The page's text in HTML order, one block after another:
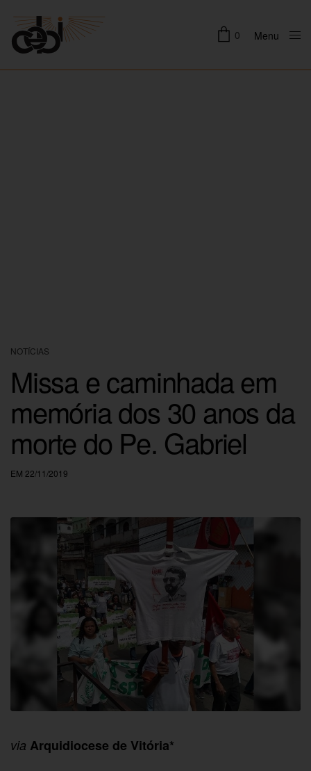
0 Menu
NOTÍCIAS
Missa e caminhada em
memória dos 30 anos da
morte do Pe. Gabriel
EM 22/11/2019
via Arquidiocese de Vitória*